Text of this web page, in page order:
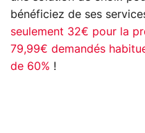
bénéficiez de ses
seulement 32€ pour la
79,99€ demandés
de 60% !